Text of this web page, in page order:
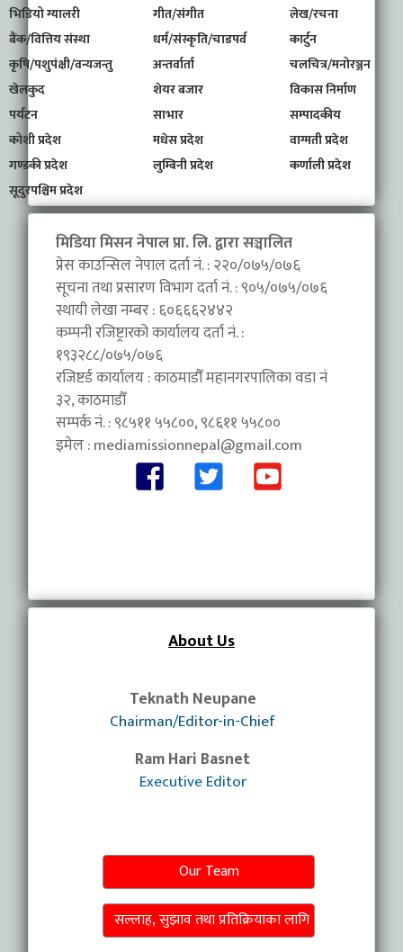
भिडियो ग्यालरी
गीत/संगीत
लेख/रचना
बैंक/वित्तिय संस्था
धर्म/संस्कृति/चाडपर्व
कार्टुन
कृषि/पशुपंक्षी/वन्यजन्तु
अन्तर्वार्ता
चलचित्र/मनोरञ्जन
खेलकुद
शेयर बजार
विकास निर्माण
पर्यटन
साभार
सम्पादकीय
कोशी प्रदेश
मधेस प्रदेश
वाग्मती प्रदेश
गण्डकी प्रदेश
लुम्बिनी प्रदेश
कर्णाली प्रदेश
सूदुरपश्चिम प्रदेश
मिडिया मिसन नेपाल प्रा. लि. द्वारा सञ्चालित
प्रेस काउन्सिल नेपाल दर्ता नं. : २२०/०७५/०७६
सूचना तथा प्रसारण विभाग दर्ता नं. : ९०५/०७५/०७६
स्थायी लेखा नम्बर : ६०६६६२४४२
कम्पनी रजिष्ट्रारको कार्यालय दर्ता नं. :
१९३२८८/०७५/०७६
रजिष्टर्ड कार्यालय : काठमाडौँ महानगरपालिका वडा नंं
३२, काठमाडौँ
सम्पर्क नं. : ९८५११ ५५८००, ९८६११ ५५८००
इमेल :mediamissionnepal@gmail.com
About Us
Teknath Neupane
Chairman/Editor-in-Chief
Ram Hari Basnet
Executive Editor
Our Team
सल्लाह, सुझाव तथा प्रतिक्रियाका लागि